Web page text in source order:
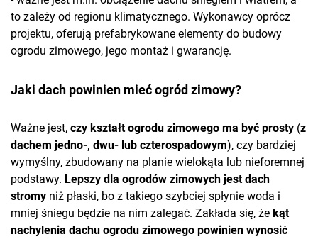
to zależy od regionu klimatycznego. Wykonawcy oprócz
projektu, oferują prefabrykowane elementy do budowy
ogrodu zimowego, jego montaż i gwarancję.
Jaki dach powinien mieć ogród zimowy?
Ważne jest, czy kształt ogrodu zimowego ma być prosty (z
dachem jedno-, dwu- lub czterospadowym), czy bardziej
wymyślny, zbudowany na planie wielokąta lub nieforemnej
podstawy. Lepszy dla ogrodów zimowych jest dach
stromy niż płaski, bo z takiego szybciej spłynie woda i
mniej śniegu będzie na nim zalegać. Zakłada się, że kąt
nachylenia dachu ogrodu zimowego powinien wynosić